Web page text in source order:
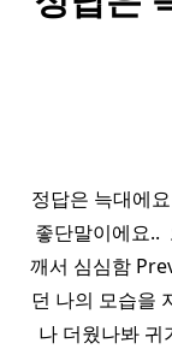
정답은 늑대에
좋단말이에요..
깨서 심심함
던 나의 모습을
나 더웠나봐 귀